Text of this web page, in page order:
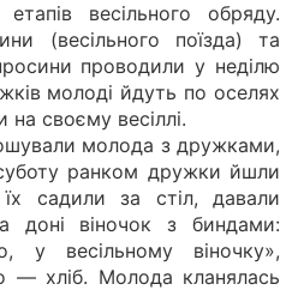
весільного обряду.
(весільного поїзда) та
проводили у неділю
молоді йдуть по оселях
на своєму весіллі.
молода з дружками,
ранком дружки йшли
садили за стіл, давали
доні віночок з биндами:
у весільному віночку»,
— хліб. Молода кланялась